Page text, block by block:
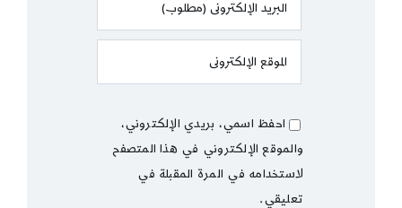
احفظ اسمي، بريدي الإلكتروني،
والموقع الإلكتروني في هذا المتصفح
لاستخدامه في المرة المقبلة في
تعليقي.